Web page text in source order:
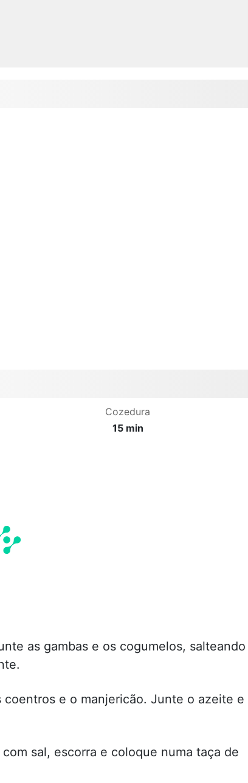
Cozedura
15 min
as gambas e os cogumelos, salteando
e o manjericão. Junte o azeite e
sal, escorra e coloque numa taça de